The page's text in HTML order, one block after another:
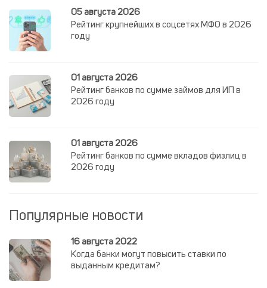
05 августа 2026
Рейтинг крупнейших в соцсетях МФО в 2026
году
01 августа 2026
Рейтинг банков по сумме займов для ИП в
2026 году
01 августа 2026
Рейтинг банков по сумме вкладов физлиц в
2026 году
Популярные новости
16 августа 2022
Когда банки могут повысить ставки по
выданным кредитам?